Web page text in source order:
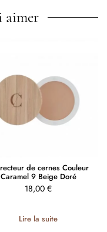
aimer
de cernes Couleur
Caramel 9 Beige Doré
18,00 €
Lire la suite